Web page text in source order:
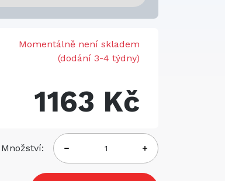
Momentálně není skladem
(dodání 3-4 týdny)
1163 Kč
Množství: